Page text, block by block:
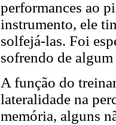
performances ao
instrumento, ele
solfejá-las. Foi
sofrendo de
A função do
lateralidade na
memória, alguns